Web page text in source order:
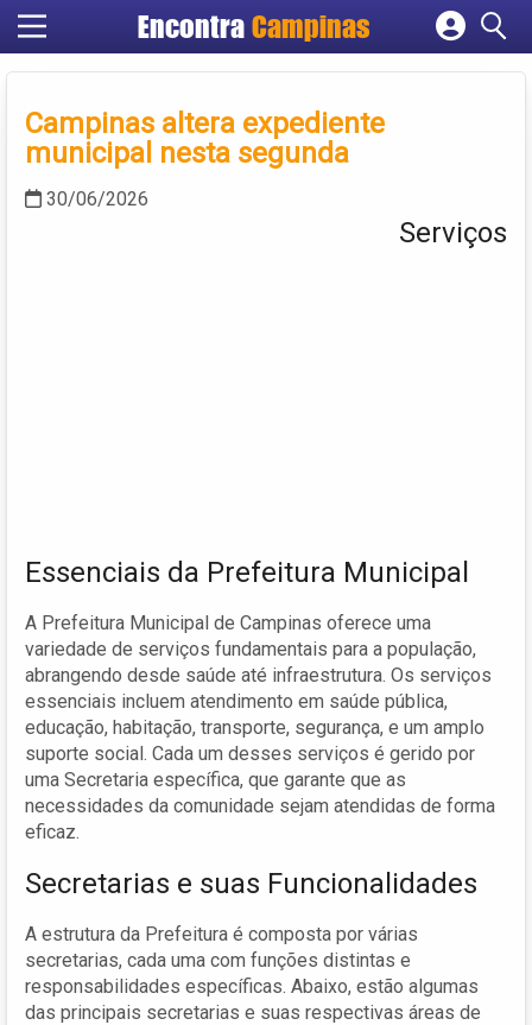
Encontra Campinas
Cadastrar empresa
Criar conta
Campinas altera expediente
municipal nesta segunda
30/06/2026
Serviços
Essenciais da Prefeitura Municipal
A Prefeitura Municipal de Campinas oferece uma
variedade de serviços fundamentais para a população,
abrangendo desde saúde até infraestrutura. Os serviços
essenciais incluem atendimento em saúde pública,
educação, habitação, transporte, segurança, e um amplo
suporte social. Cada um desses serviços é gerido por
uma Secretaria específica, que garante que as
necessidades da comunidade sejam atendidas de forma
eficaz.
Secretarias e suas Funcionalidades
A estrutura da Prefeitura é composta por várias
secretarias, cada uma com funções distintas e
responsabilidades específicas. Abaixo, estão algumas
das principais secretarias e suas respectivas áreas de